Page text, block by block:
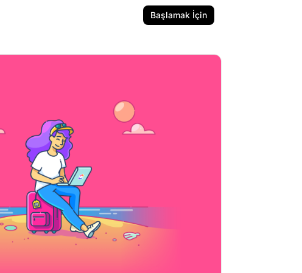
Başlamak İçin